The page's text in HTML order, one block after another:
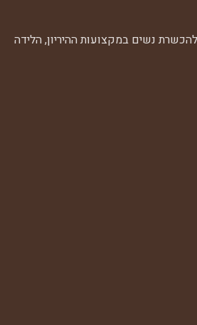
נשים במקצועות ההיריון, הלידה